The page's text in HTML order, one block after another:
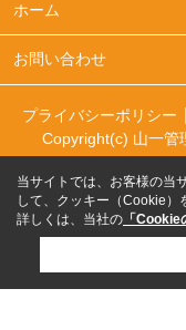
ホーム
お問い合わせ
プライバシーポリシー
Copyright(c) 山一管
当サイトでは、お客様の当
して、クッキー（Cookie）
詳しくは、当社の 「Cookie